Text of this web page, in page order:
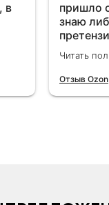
в
пришло
знаю
вроде
знаю
Читать
Отзыв Ozon